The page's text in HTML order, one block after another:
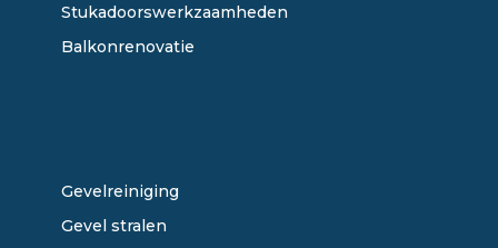
Stukadoorswerkzaamheden
Balkonrenovatie
Gevelreiniging
Gevel stralen